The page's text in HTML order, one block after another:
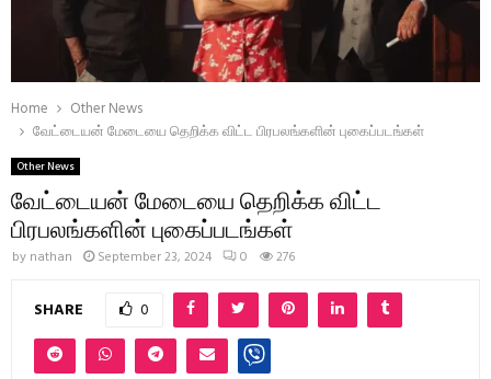
Home
Other News
வேட்டையன் மேடையை தெறிக்க விட்ட பிரபலங்களின் புகைப்படங்கள்
Other News
வேட்டையன் மேடையை தெறிக்க விட்ட
பிரபலங்களின் புகைப்படங்கள்
by nathan September 23, 2024 0 276
SHARE 0